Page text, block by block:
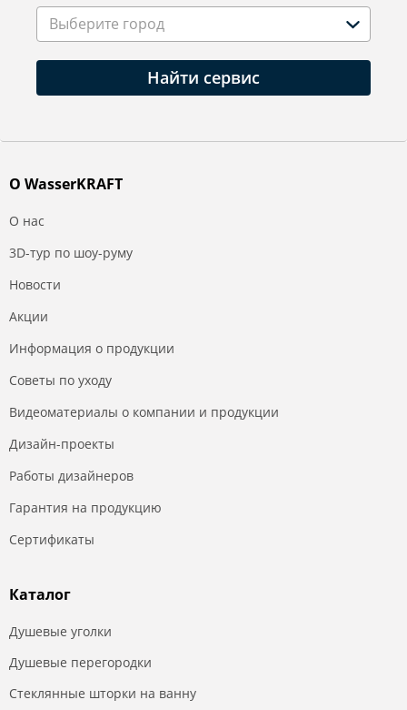
Выберите город
Найти сервис
О WasserKRAFT
О нас
3D-тур по шоу-руму
Новости
Акции
Информация о продукции
Советы по уходу
Видеоматериалы о компании и продукции
Дизайн-проекты
Работы дизайнеров
Гарантия на продукцию
Сертификаты
Каталог
Душевые уголки
Душевые перегородки
Стеклянные шторки на ванну